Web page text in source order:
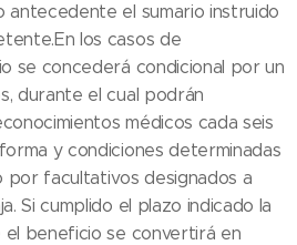
antecedente el sumario instruido
los casos de
se concederá condicional por un
durante el cual podrán
médicos cada seis
y condiciones determinadas
por facultativos designados a
Si cumplido el plazo indicado la
el beneficio se convertirá en